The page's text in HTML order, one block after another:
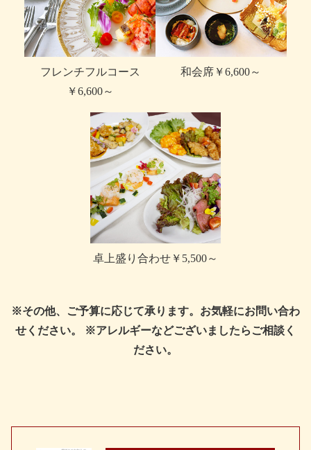
フレンチフルコース
￥6,600～
和会席 ￥6,600～
卓上盛り合わせ￥5,500～
※その他、ご予算に応じて承ります。お気軽にお問い合わ
せください。
※アレルギーなどございましたらご相談く
ださい。